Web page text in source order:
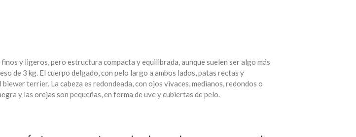
finos y ligeros, pero estructura compacta y equilibrada, aunque suelen ser algo más
de 3 kg. El cuerpo delgado, con pelo largo a ambos lados, patas rectas y
terrier. La cabeza es redondeada, con ojos vivaces, medianos, redondos o
y las orejas son pequeñas, en forma de uve y cubiertas de pelo.